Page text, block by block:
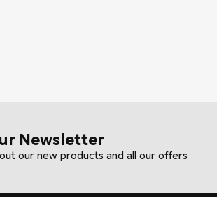
Newsletter
our new products and all our offers